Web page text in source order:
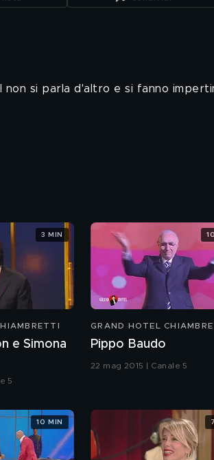
non si parla d'altro e si fanno
e Simona
5
3 MIN
GRAND HOTEL
Pippo Baudo
22 mag 2015 | Canale 5
10 MIN